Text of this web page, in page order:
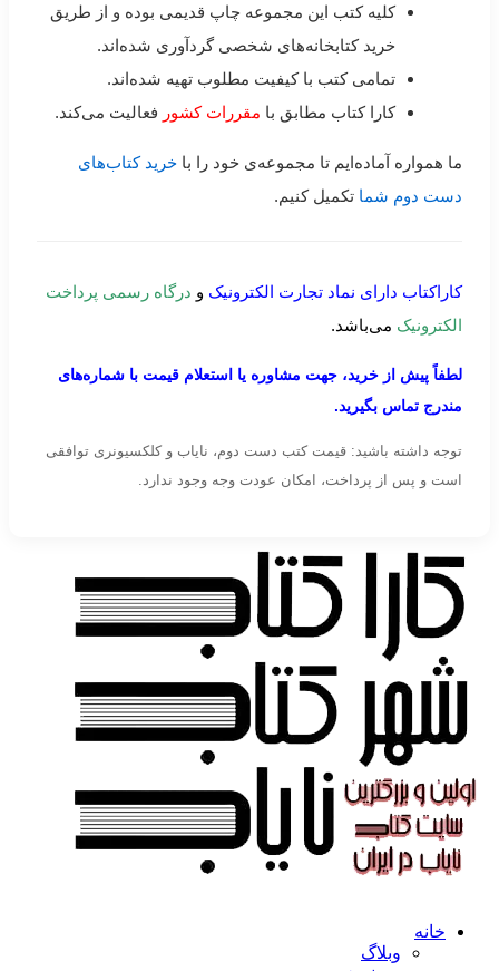
کلیه کتب این مجموعه چاپ قدیمی بوده و از طریق
خرید کتابخانه‌های شخصی گردآوری شده‌اند.
تمامی کتب با کیفیت مطلوب تهیه شده‌اند.
کارا کتاب مطابق با مقررات کشور فعالیت می‌کند.
ما همواره آماده‌ایم تا مجموعه‌ی خود را با خرید کتاب‌های
دست دوم شما تکمیل کنیم.
کاراکتاب دارای نماد تجارت الکترونیک و درگاه رسمی پرداخت
الکترونیک می‌باشد.
لطفاً پیش از خرید، جهت مشاوره یا استعلام قیمت با شماره‌های
مندرج تماس بگیرید.
توجه داشته باشید: قیمت کتب دست دوم، نایاب و کلکسیونری توافقی
است و پس از پرداخت، امکان عودت وجه وجود ندارد.
خانه
وبلاگ